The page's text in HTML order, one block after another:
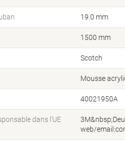
19.0 mm
1500 mm
Scotch
Mousse
40021950A
dans l’UE
web/